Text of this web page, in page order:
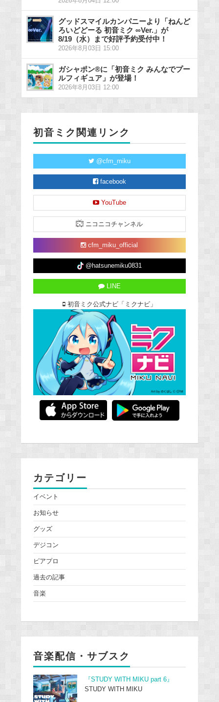
グッドスマイルカンパニーより「ねんど
ろいどどーる 初音ミク ∞Ver.」が
8/19（水）まで好評予約受付中！
2026年8月03日 15:00
ガシャポン®に「初音ミク みんなでプー
ルフィギュア」が登場！
2026年8月03日 12:00
初音ミク関連リンク
@cfm_miku
facebook
YouTube
ニコニコチャンネル
cfm_miku_official
@hatsunemiku0831
LINE
初音ミク公式ナビ「ミクナビ」
カテゴリー
イベント
お知らせ
グッズ
デジコン
ピアプロ
過去の記事
音楽
音楽配信・サブスク
『STUDY WITH MIKU part 6』
STUDY WITH MIKU